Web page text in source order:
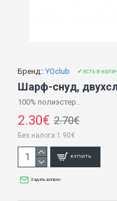
Бренд:: YOclub ✔ есть в
Шарф-снуд,
100% полиэстер..
2.30€ 2.70€
Без налога:1.90€
КУПИТЬ
Задать вопрос